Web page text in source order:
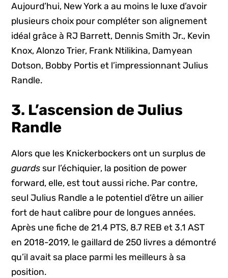
Aujourd’hui, New York a au moins le luxe d’avoir
plusieurs choix pour compléter son alignement
idéal grâce à RJ Barrett, Dennis Smith Jr., Kevin
Knox, Alonzo Trier, Frank Ntilikina, Damyean
Dotson, Bobby Portis et l’impressionnant Julius
Randle.
3. L’ascension de Julius
Randle
Alors que les Knickerbockers ont un surplus de
guards sur l’échiquier, la position de power
forward, elle, est tout aussi riche. Par contre,
seul Julius Randle a le potentiel d’être un ailier
fort de haut calibre pour de longues années.
Après une fiche de 21.4 PTS, 8.7 REB et 3.1 AST
en 2018-2019, le gaillard de 250 livres a démontré
qu’il avait sa place parmi les meilleurs à sa
position.